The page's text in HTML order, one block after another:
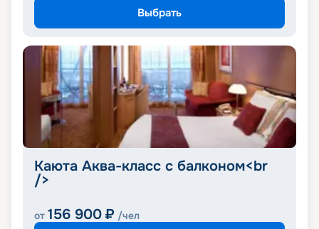
Выбрать
Каюта Аква-класс с балконом<br
/>
от 156 900 ₽ /чел